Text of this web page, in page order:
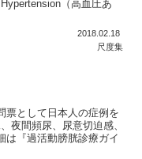
（高血圧あ
2018.02.18
尺度集
票として日本人の症例を
夜間頻尿、尿意切迫感、
は『過活動膀胱診療ガイ